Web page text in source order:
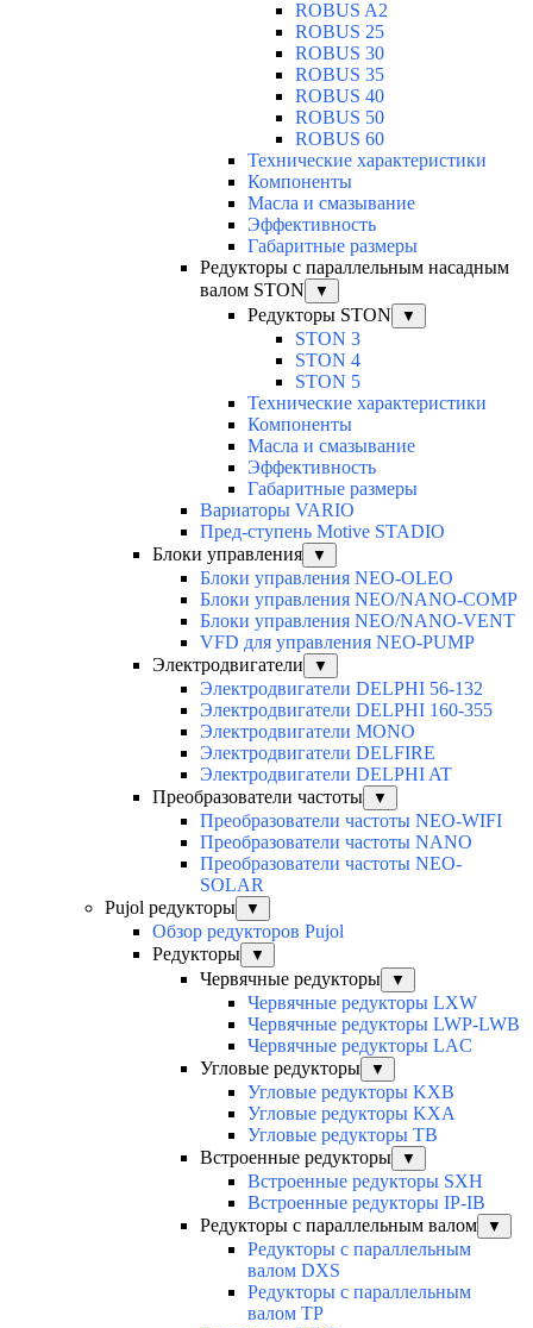
ROBUS A2
ROBUS 25
ROBUS 30
ROBUS 35
ROBUS 40
ROBUS 50
ROBUS 60
Технические характеристики
Компоненты
Масла и смазывание
Эффективность
Габаритные размеры
Редукторы с параллельным насадным
валом STON
▼
Редукторы STON ▼
STON 3
STON 4
STON 5
Технические характеристики
Компоненты
Масла и смазывание
Эффективность
Габаритные размеры
Вариаторы VARIO
Пред-ступень Motive STADIO
Блоки управления
▼
Блоки управления NEO-OLEO
Блоки управления NEO/NANO-COMP
Блоки управления NEO/NANO-VENT
VFD для управления NEO-PUMP
Электродвигатели
▼
Электродвигатели DELPHI 56-132
Электродвигатели DELPHI 160-355
Электродвигатели MONO
Электродвигатели DELFIRE
Электродвигатели DELPHI AT
Преобразователи частоты
▼
Преобразователи частоты NEO-WIFI
Преобразователи частоты NANO
Преобразователи частоты NEO-
SOLAR
Pujol редукторы
▼
Обзор редукторов Pujol
Редукторы
▼
Червячные редукторы ▼
Червячные редукторы LXW
Червячные редукторы LWP-LWB
Червячные редукторы LAC
Угловые редукторы
▼
Угловые редукторы KXB
Угловые редукторы KXA
Угловые редукторы TB
Встроенные редукторы
▼
Встроенные редукторы SXH
Встроенные редукторы IP-IB
Редукторы с параллельным валом
▼
Редукторы с параллельным
валом DXS
Редукторы с параллельным
валом TP